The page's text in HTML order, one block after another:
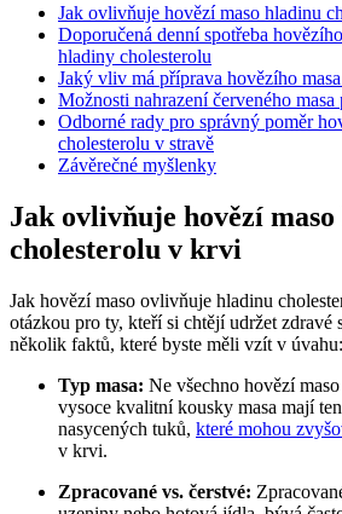
Jak ovlivňuje hovězí maso hladinu
Doporučená denní spotřeba
hladiny cholesterolu
Jaký vliv má příprava hovězího
Možnosti nahrazení červeného
Odborné rady pro správný poměr
cholesterolu v stravě
Závěrečné myšlenky
Jak ovlivňuje hovězí
cholesterolu v krvi
Jak hovězí maso ovlivňuje hladinu
otázkou pro ty, kteří si chtějí udržet zdravé
několik faktů, které byste měli vzít v úvahu:
Typ masa: Ne všechno hovězí
vysoce kvalitní kousky masa mají
nasycených tuků, které mohou
v krvi.
Zpracované vs. čerstvé: